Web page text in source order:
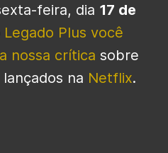
feira, dia 17 de
Legado Plus você
nossa crítica sobre
na Netflix.